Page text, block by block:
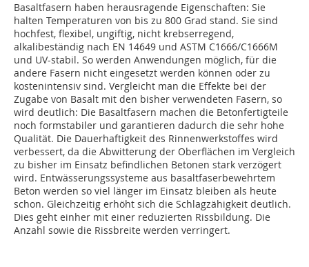
Basaltfasern haben herausragende Eigenschaften: Sie
halten Temperaturen von bis zu 800 Grad stand. Sie sind
hochfest, flexibel, ungiftig, nicht krebserregend,
alkalibeständig nach EN 14649 und ASTM C1666/C1666M
und UV-stabil. So werden Anwendungen möglich, für die
andere Fasern nicht eingesetzt werden können oder zu
kostenintensiv sind. Vergleicht man die Effekte bei der
Zugabe von Basalt mit den bisher verwendeten Fasern, so
wird deutlich: Die Basaltfasern machen die Betonfertigteile
noch formstabiler und garantieren dadurch die sehr hohe
Qualität. Die Dauerhaftigkeit des Rinnenwerkstoffes wird
verbessert, da die Abwitterung der Oberflächen im Vergleich
zu bisher im Einsatz befindlichen Betonen stark verzögert
wird. Entwässerungssysteme aus basaltfaserbewehrtem
Beton werden so viel länger im Einsatz bleiben als heute
schon. Gleichzeitig erhöht sich die Schlagzähigkeit deutlich.
Dies geht einher mit einer reduzierten Rissbildung. Die
Anzahl sowie die Rissbreite werden verringert.